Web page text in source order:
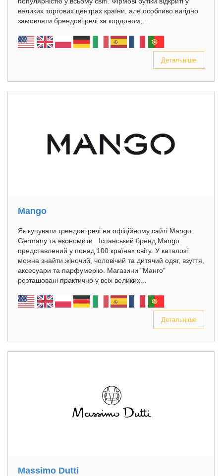
великих торгових центрах країни, але особливо вигідно
замовляти брендові речі за кордоном,...
Детальніше
Mango
Як купувати трендові речі на офіційному сайті Mango
Germany та економити Іспанський бренд Mango
представлений у понад 100 країнах світу. У каталозі
можна знайти жіночий, чоловічий та дитячий одяг, взуття,
аксесуари та парфумерію. Магазини "Манго"
розташовані практично у всіх великих...
Детальніше
Massimo Dutti